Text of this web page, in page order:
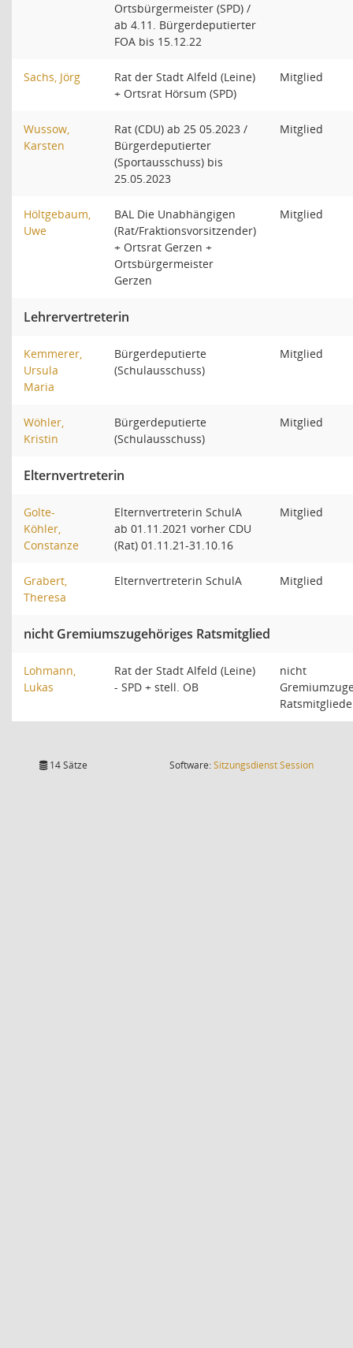
Ortsbürgermeister (SPD) /
ab 4.11. Bürgerdeputierter
FOA bis 15.12.22
Sachs, Jörg
Rat der Stadt Alfeld (Leine)
+ Ortsrat Hörsum (SPD)
Mitglied
Wussow,
Karsten
Rat (CDU) ab 25 05.2023 /
Bürgerdeputierter
(Sportausschuss) bis
25.05.2023
Mitglied
Höltgebaum,
Uwe
BAL Die Unabhängigen
(Rat/Fraktionsvorsitzender)
+ Ortsrat Gerzen +
Ortsbürgermeister
Gerzen
Mitglied
Lehrervertreterin
Kemmerer,
Ursula
Maria
Bürgerdeputierte
(Schulausschuss)
Mitglied
Wöhler,
Kristin
Bürgerdeputierte
(Schulausschuss)
Mitglied
Elternvertreterin
Golte-
Köhler,
Constanze
Elternvertreterin SchulA
ab 01.11.2021 vorher CDU
(Rat) 01.11.21-31.10.16
Mitglied
Grabert,
Theresa
Elternvertreterin SchulA Mitglied
nicht Gremiumszugehöriges Ratsmitglied
Lohmann,
Lukas
Rat der Stadt Alfeld (Leine)
- SPD + stell. OB
nicht
14 Sätze Software:SitzungsdienstSession(Wird in